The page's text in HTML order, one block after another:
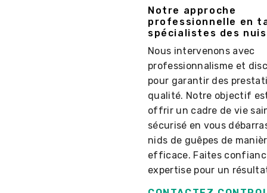
Notre approche
professionnelle en
spécialistes des
Nous intervenons avec
professionnalisme et
pour garantir des
qualité. Notre objectif
offrir un cadre de vie
sécurisé en vous
nids de guêpes de
efficace. Faites
expertise pour un